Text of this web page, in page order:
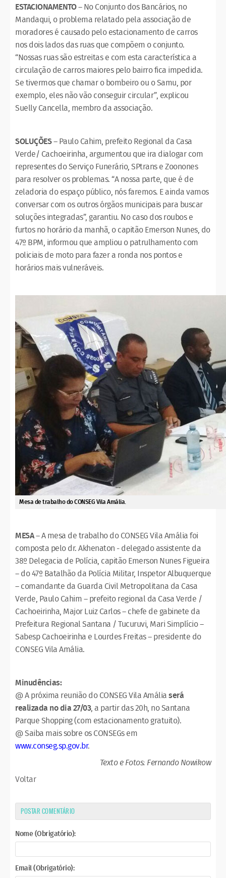
ESTACIONAMENTO– No Conjunto dos Bancários, no
Mandaqui, o problema relatado pela associação de
moradores é causado pelo estacionamento de carros
nos dois lados das ruas que compõem o conjunto.
“Nossas ruas são estreitas e com esta característica a
circulação de carros maiores pelo bairro fica impedida.
Se tivermos que chamar o bombeiro ou o Samu, por
exemplo, eles não vão conseguir circular”, explicou
Suelly Cancella, membro da associação.
SOLUÇÕES– Paulo Cahim, prefeito Regional da Casa
Verde/ Cachoeirinha, argumentou que ira dialogar com
representes do Serviço Funerário, SPtrans e Zoonones
para resolver os problemas. “A nossa parte, que é de
zeladoria do espaço público, nós faremos. E ainda vamos
conversar com os outros órgãos municipais para buscar
soluções integradas”, garantiu. No caso dos roubos e
furtos no horário da manhã, o capitão Emerson Nunes, do
47º BPM, informou que ampliou o patrulhamento com
policiais de moto para fazer a ronda nos pontos e
horários mais vulneráveis.
Mesa de trabalho do CONSEG Vila Amália.
MESA– A mesa de trabalho do CONSEG Vila Amália foi
composta pelo dr. Akhenaton - delegado assistente da
38º Delegacia de Polícia, capitão Emerson Nunes Figueira
– do 47º Batalhão da Polícia Militar, Inspetor Albuquerque
– comandante da Guarda Civil Metropolitana da Casa
Verde, Paulo Cahim – prefeito regional da Casa Verde /
Cachoeirinha, Major Luiz Carlos – chefe de gabinete da
Prefeitura Regional Santana / Tucuruvi, Mari Simplício –
Sabesp Cachoeirinha e Lourdes Freitas – presidente do
CONSEG Vila Amália.
Minudências:
@ A próxima reunião do CONSEG Vila Amáliaserá
realizada no dia 27/03, a partir das 20h, no Santana
Parque Shopping (com estacionamento gratuito).
@ Saiba mais sobre os CONSEGs em
www.conseg.sp.gov.br.
Texto e Fotos: Fernando Nowikow
Voltar
POSTAR COMENTÁRIO
Nome (Obrigatório):
Email (Obrigatório):